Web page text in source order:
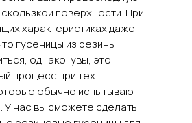
поверхности. При
характеристиках даже
гусеницы из резины
однако, увы, это
процесс при тех
обычно испытывают
У нас вы сможете сделать
Гусеничные цепи
Звездочки и
Башмаки
Поддерживающие